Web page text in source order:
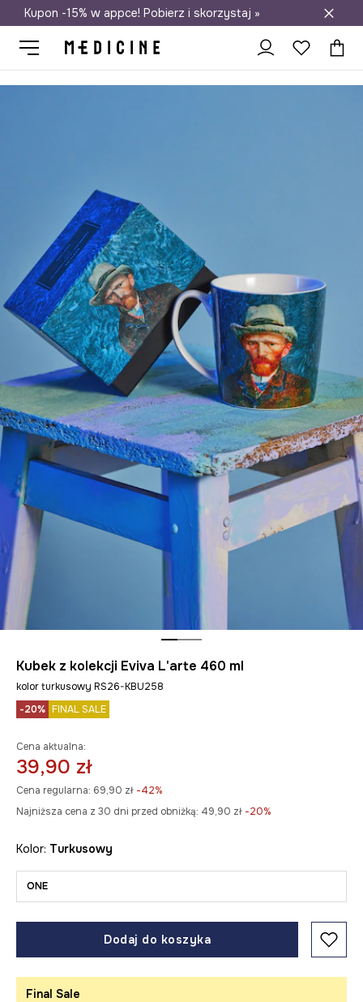
Darmowa dostawa do salonów
Kupon -15% w appce! Pobierz i skorzystaj »
Kubek z kolekcji Eviva L'arte 460 ml
kolor turkusowy RS26-KBU258
-20% FINAL SALE
Cena aktualna:
39,90 zł
Cena regularna: 69,90 zł -42%
Najniższa cena z 30 dni przed obniżką: 49,90 zł -20%
Kolor: turkusowy
ONE
Dodaj do koszyka
Final Sale